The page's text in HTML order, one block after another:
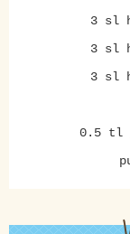
3 sl
3 sl
3 sl
0.5 tl